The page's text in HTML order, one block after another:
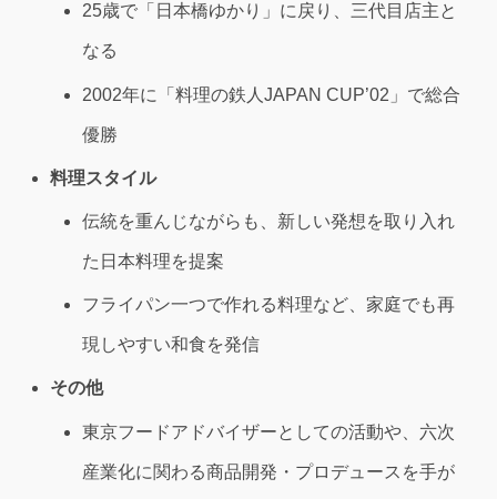
25歳で「日本橋ゆかり」に戻り、三代目店主と
なる
2002年に「料理の鉄人JAPAN CUP’02」で総合
優勝
料理スタイル
伝統を重んじながらも、新しい発想を取り入れ
た日本料理を提案
フライパン一つで作れる料理など、家庭でも再
現しやすい和食を発信
その他
東京フードアドバイザーとしての活動や、六次
産業化に関わる商品開発・プロデュースを手が